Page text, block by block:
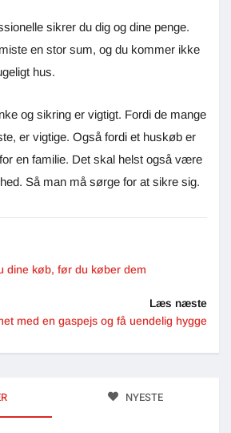
sikrer du dig og dine penge.
en stor sum, og du kommer ikke
hus.
og sikring er vigtigt. Fordi de mange
er vigtige. Også fordi et huskøb er
en familie. Det skal helst også være
Så man må sørge for at sikre sig.
dine køb, før du køber dem
Læs næste
med en gaspejs og få uendelig hygge
NYESTE